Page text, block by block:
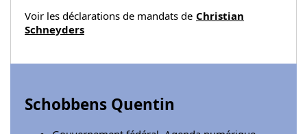
Voir les déclarations de mandats de Christian
Schneyders
Schobbens Quentin